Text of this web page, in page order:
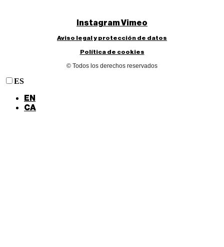
InstagramVimeo
Aviso legal y protección de datos
Política de cookies
© Todos los derechos reservados
ES
EN
CA